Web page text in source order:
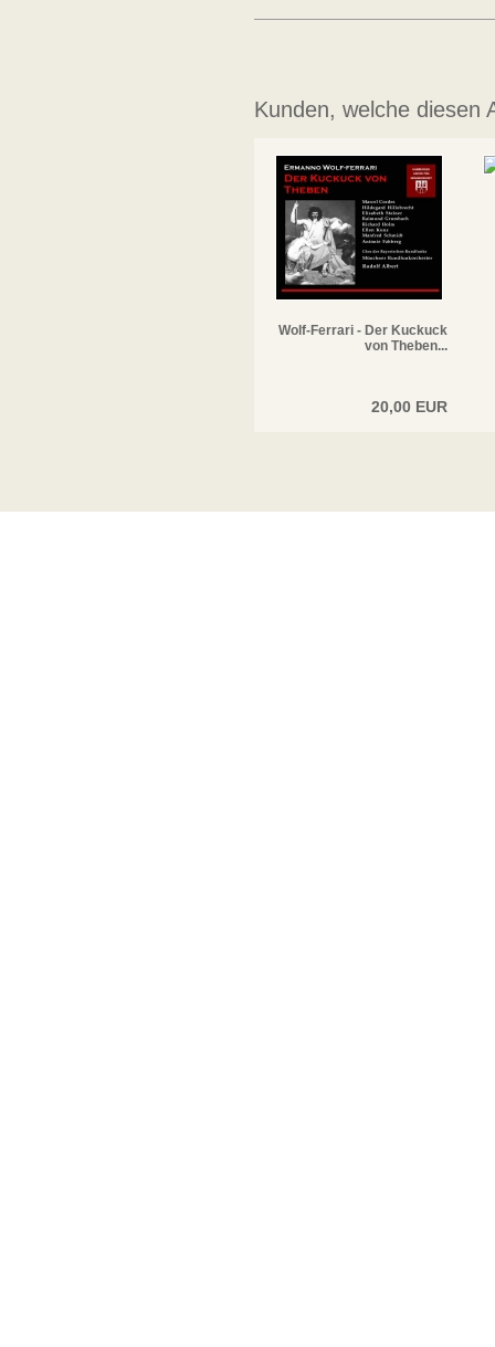
Kunden, welche diesen
Wolf-Ferrari - Der Kuckuck
von Theben...
20,00 EUR